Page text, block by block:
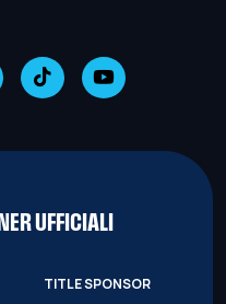
UFFICIALI
TITLE SPONSOR